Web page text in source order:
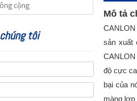
cộng
tôi
Mô tả
sản xuất
độ cực
bại của
màng